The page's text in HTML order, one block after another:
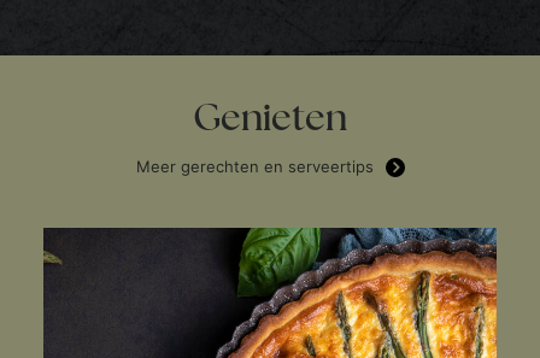
Genieten
Meer gerechten en serveertips